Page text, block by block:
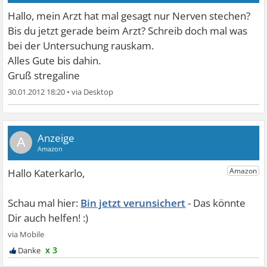
Hallo, mein Arzt hat mal gesagt nur Nerven stechen?
Bis du jetzt gerade beim Arzt? Schreib doch mal was
bei der Untersuchung rauskam.
Alles Gute bis dahin.
Gruß stregaline
30.01.2012 18:20 •
A
Bin jetzt verunsichert
x 3